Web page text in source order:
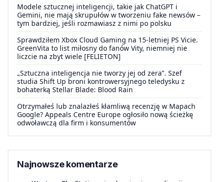
Modele sztucznej inteligencji, takie jak ChatGPT i
Gemini, nie mają skrupułów w tworzeniu fake newsów –
tym bardziej, jeśli rozmawiasz z nimi po polsku
Sprawdziłem Xbox Cloud Gaming na 15-letniej PS Vicie.
GreenVita to list miłosny do fanów Vity, niemniej nie
liczcie na zbyt wiele [FELIETON]
„Sztuczna inteligencja nie tworzy jej od zera”. Szef
studia Shift Up broni kontrowersyjnego teledysku z
bohaterką Stellar Blade: Blood Rain
Otrzymałeś lub znalazłeś kłamliwą recenzję w Mapach
Google? Appeals Centre Europe ogłosiło nową ścieżkę
odwoławczą dla firm i konsumentów
Najnowsze komentarze